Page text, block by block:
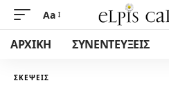
Aa
ΑΡΧΙΚΗ ΣΥΝΕΝΤΕΥΞΕΙΣ
ΣΚΈΨΕΙΣ